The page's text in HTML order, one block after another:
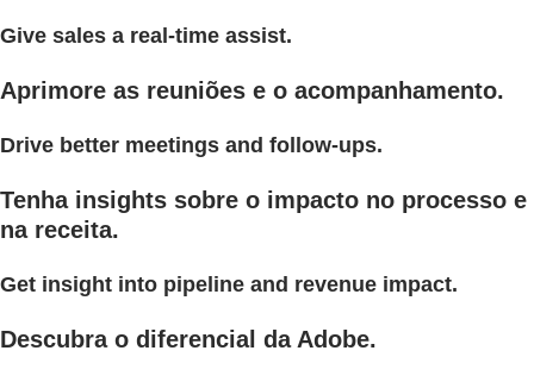
Give sales a real-time assist.
Aprimore as reuniões e o acompanhamento.
Drive better meetings and follow-ups.
Tenha insights sobre o impacto no processo e
na receita.
Get insight into pipeline and revenue impact.
Descubra o diferencial da Adobe.